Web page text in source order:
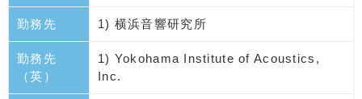
勤務先 1) 横浜音響研究所
勤務先
（英）
1) Yokohama Institute of Acoustics,
Inc.